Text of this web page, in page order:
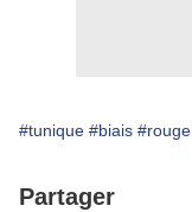
#tunique #biais #rouge
Partager